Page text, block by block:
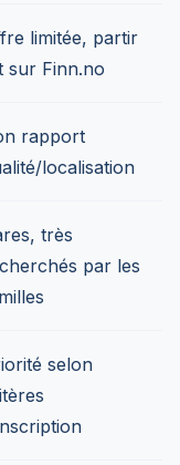
limitée, partir
sur Finn.no
rapport
localisation
très
par les
selon